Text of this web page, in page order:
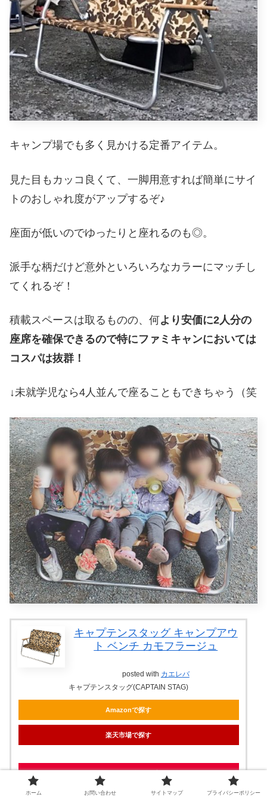
キャンプ場でも多く見かける定番アイテム。
見た目もカッコ良くて、一脚用意すれば簡単にサイ
トのおしゃれ度がアップするぞ♪
座面が低いのでゆったりと座れるのも◎。
派手な柄だけど意外といろいろなカラーにマッチし
てくれるぞ！
積載スペースは取るものの、何より安価に2人分の
座席を確保できるので特にファミキャンにおいては
コスパは抜群！
↓未就学児なら4人並んで座ることもできちゃう（笑
キャプテンスタッグ キャンプアウ
ト ベンチ カモフラージュ
posted with カエレバ
キャプテンスタッグ(CAPTAIN STAG)
Amazonで探す
楽天市場で探す
ホーム お問い合わせ サイトマップ プライバシーポリシー